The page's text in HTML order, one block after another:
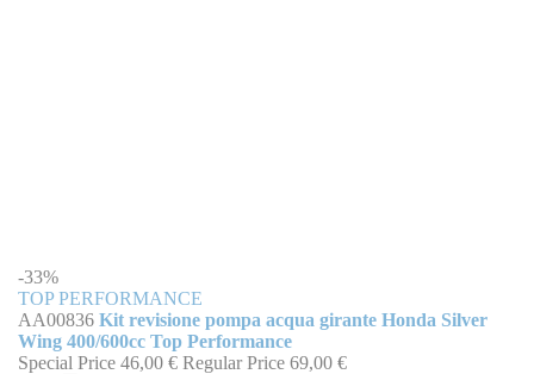
-33%
TOP PERFORMANCE
AA00836 Kit revisione pompa acqua girante Honda Silver
Wing 400/600cc Top Performance
Special Price 46,00 € Regular Price 69,00 €